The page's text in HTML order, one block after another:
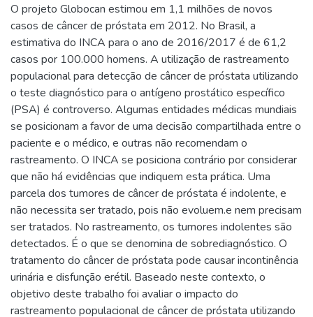
O projeto Globocan estimou em 1,1 milhões de novos
casos de câncer de próstata em 2012. No Brasil, a
estimativa do INCA para o ano de 2016/2017 é de 61,2
casos por 100.000 homens. A utilização de rastreamento
populacional para detecção de câncer de próstata utilizando
o teste diagnóstico para o antígeno prostático específico
(PSA) é controverso. Algumas entidades médicas mundiais
se posicionam a favor de uma decisão compartilhada entre o
paciente e o médico, e outras não recomendam o
rastreamento. O INCA se posiciona contrário por considerar
que não há evidências que indiquem esta prática. Uma
parcela dos tumores de câncer de próstata é indolente, e
não necessita ser tratado, pois não evoluem.e nem precisam
ser tratados. No rastreamento, os tumores indolentes são
detectados. É o que se denomina de sobrediagnóstico. O
tratamento do câncer de próstata pode causar incontinência
urinária e disfunção erétil. Baseado neste contexto, o
objetivo deste trabalho foi avaliar o impacto do
rastreamento populacional de câncer de próstata utilizando